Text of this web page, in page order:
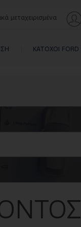
μεταχειρισμένα
ΚΑΤΟΧΟΙ FORD